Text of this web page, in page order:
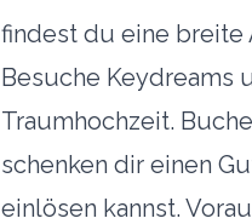
findest du eine breite
Besuche Keydreams
Traumhochzeit.
schenken dir einen
einlösen kannst.